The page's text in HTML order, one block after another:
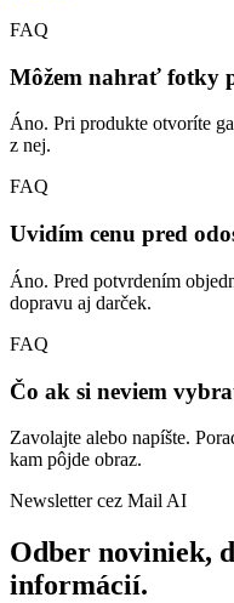
FAQ
Môžem nahrať fotky
Áno. Pri produkte otvoríte
z nej.
FAQ
Uvidím cenu pred
Áno. Pred potvrdením
dopravu aj darček.
FAQ
Čo ak si neviem
Zavolajte alebo napíšte.
kam pôjde obraz.
Newsletter cez Mail AI
Odber noviniek,
informácií.